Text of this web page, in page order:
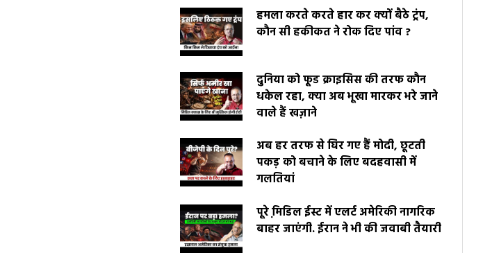
हमला करते करते हार कर क्यों बैठे ट्रंप,
कौन सी हकीकत ने रोक दिए पांव ?
दुनिया को फूड क्राइसिस की तरफ कौन
धकेल रहा, क्या अब भूखा मारकर भरे जाने
वाले हैं खज़ाने
अब हर तरफ से घिर गए हैं मोदी, छूटती
पकड़ को बचाने के लिए बदहवासी में
गलतियां
पूरे मि़डिल ईस्ट में एलर्ट अमेरिकी नागरिक
बाहर जाएंगी. ईरान ने भी की जवाबी तैयारी